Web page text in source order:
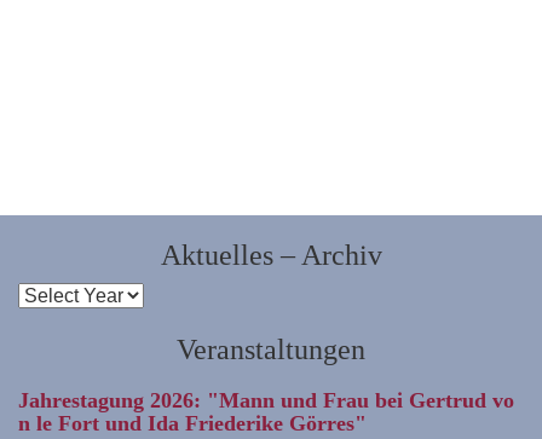
Aktuelles – Archiv
Veranstaltungen
Jahrestagung 2026: "Mann und Frau bei Gertrud vo
n le Fort und Ida Friederike Görres"